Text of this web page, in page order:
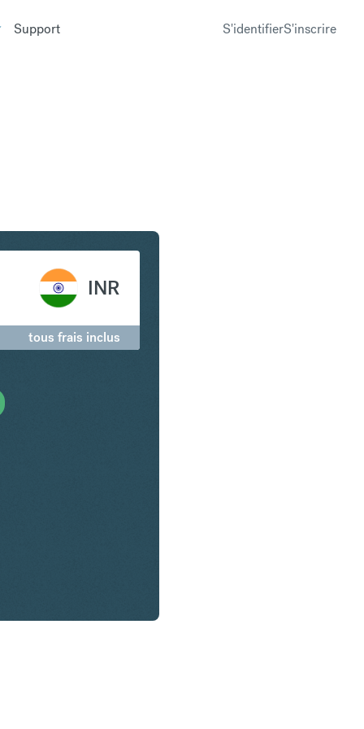
Support S'identifierS'inscrire
INR
tous frais inclus